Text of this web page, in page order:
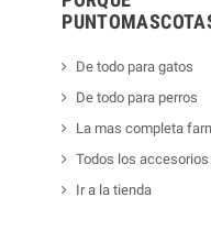
De todo para gatos
De todo para perros
La mas completa
Todos los accesorios
Ir a la tienda